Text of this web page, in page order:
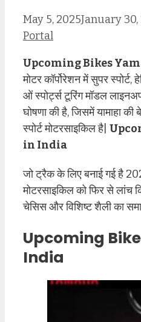
May 5, 2025January
Portal
Upcoming Bikes
मोटर कॉर्पोरेशन में सुपर
ओं स्पोर्ट्स टूरिंग मॉडल
घोषणा की है, जिसमें यामाहा की
स्पोर्ट मोटरसाइकिल है|
in India
जो ट्रैक के लिए बनाई गई है
मोटरसाइकिल को फिर से लांच
चेसिस और विशिष्ट शैली का
Upcoming
India